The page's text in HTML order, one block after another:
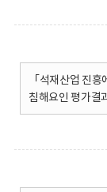
「석재산업 진
침해요인 평가결